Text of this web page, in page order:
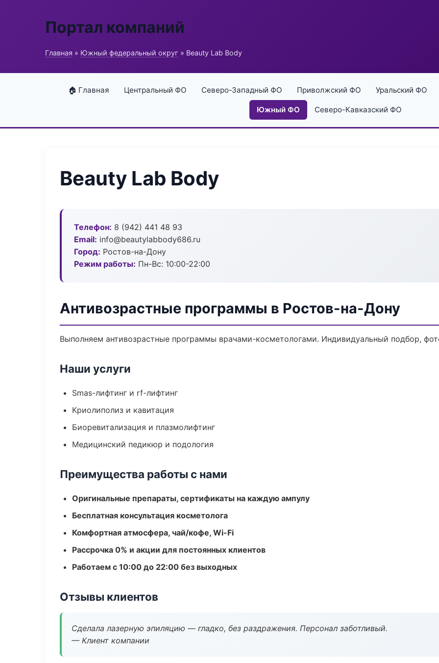
Портал компаний
Главная » Южный федеральный округ » Beauty Lab Body
🏠 Главная Центральный ФО Северо-Западный ФО Приволжский ФО Уральский ФО
Южный ФО Северо-Кавказский ФО
Beauty Lab Body
Телефон: 8 (942) 441 48 93
Email: info@beautylabbody686.ru
Город: Ростов-на-Дону
Режим работы: Пн-Вс: 10:00-22:00
Антивозрастные программы в Ростов-на-Дону
Выполняем антивозрастные программы врачами-косметологами. Индивидуальный подбор,
Наши услуги
Smas-лифтинг и rf-лифтинг
Криолиполиз и кавитация
Биоревитализация и плазмолифтинг
Медицинский педикюр и подология
Преимущества работы с нами
Оригинальные препараты, сертификаты на каждую ампулу
Бесплатная консультация косметолога
Комфортная атмосфера, чай/кофе, Wi-Fi
Рассрочка 0% и акции для постоянных клиентов
Работаем с 10:00 до 22:00 без выходных
Отзывы клиентов
Сделала лазерную эпиляцию — гладко, без раздражения. Персонал заботливый.
— Клиент компании